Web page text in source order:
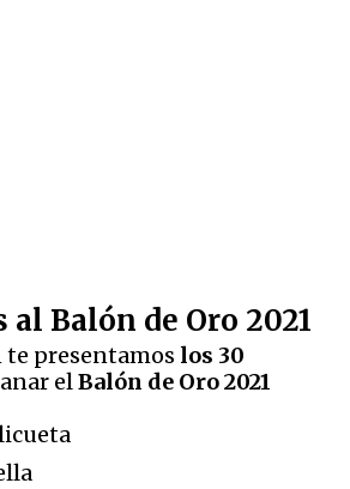
Balón de Oro 2021
presentamos los 30
elBalón de Oro 2021